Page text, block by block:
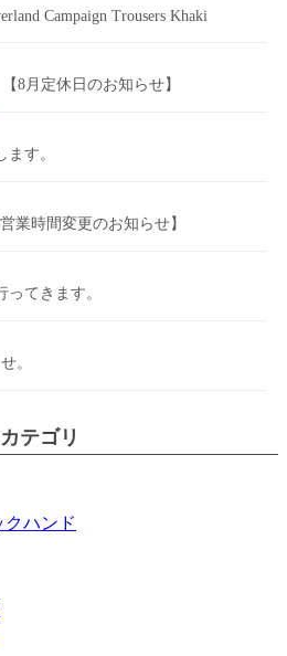
Campaign Trousers Khaki
【8月定休日のお知らせ】
す。
業時間変更のお知らせ】
てきます。
。
カテゴリ
ハンド